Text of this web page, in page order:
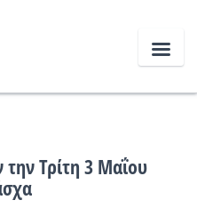
Τρίτη 3 Μαΐου